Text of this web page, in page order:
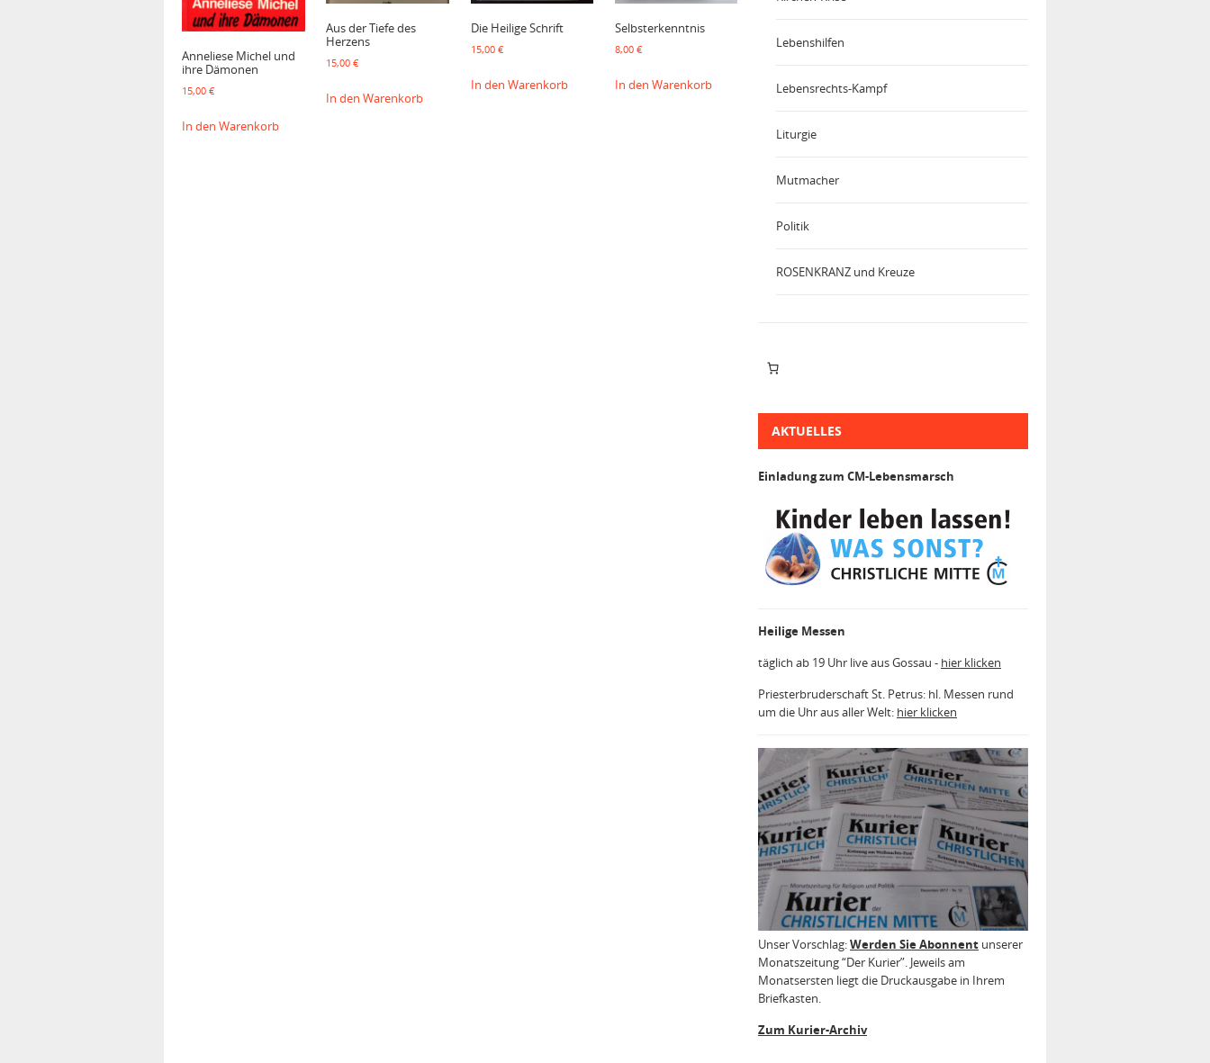
Anneliese Michel und
ihre Dämonen
15,00 €
In den Warenkorb
Aus der Tiefe des
Herzens
15,00€
In den Warenkorb
Die Heilige Schrift
15,00 €
In den Warenkorb
Selbsterkenntnis
8,00 €
In den Warenkorb
Lebenshilfen
Lebensrechts-Kampf
Liturgie
Mutmacher
Politik
ROSENKRANZ und Kreuze
AKTUELLES
Einladung zum CM-Lebensmarsch
Heilige Messen
täglich ab 19 Uhr live aus Gossau - hier klicken
Priesterbruderschaft St. Petrus: hl. Messen rund
um die Uhr aus aller Welt: hier klicken
Unser Vorschlag:Werden Sie Abonnent unserer
Monatszeitung “Der Kurier”. Jeweils am
Monatsersten liegt die Druckausgabe in Ihrem
Briefkasten.
Zum Kurier-Archiv